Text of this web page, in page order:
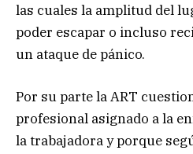
las cuales la amplitud del
poder escapar o incluso
un ataque de pánico.
Por su parte la ART
profesional asignado a la
la trabajadora y porque